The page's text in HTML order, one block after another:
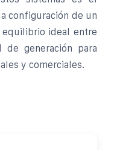
configuración de un
ideal entre
de generación para
y comerciales.